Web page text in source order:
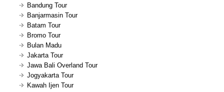
Bandung Tour
Banjarmasin Tour
Batam Tour
Bromo Tour
Bulan Madu
Jakarta Tour
Jawa Bali Overland Tour
Jogyakarta Tour
Kawah Ijen Tour